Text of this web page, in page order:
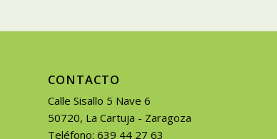
CONTACTO
Calle Sisallo 5 Nave 6
50720, La Cartuja - Zaragoza
Teléfono: 639 44 27 63